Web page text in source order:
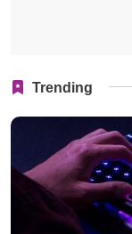
Trending